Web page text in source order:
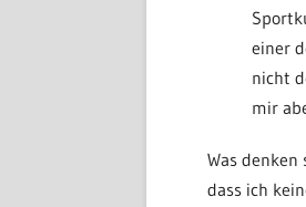
einer
nicht
mir
Was
dass ich